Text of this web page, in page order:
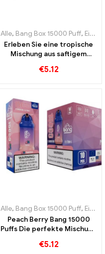
,
Alle, Bang Box 15000 Puff, Einweg-E-Zigaretten Schweden
Erleben Sie eine tropische
Mischung aus saftigem
mit der Einweg-E-Zigarette
€5.12
,
Alle, Bang Box 15000 Puff, Einweg-E-Zigaretten Schweden
Peach Berry Bang 15000
Puffs Die perfekte Mischung
€5.12